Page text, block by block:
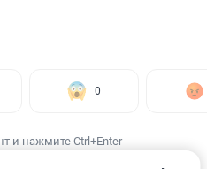
0
и нажмите Ctrl+Enter